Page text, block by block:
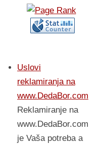
Uslovi
reklamiranja na
www.DedaBor.com
Reklamiranje na
www.DedaBor.com
je Vaša potreba a